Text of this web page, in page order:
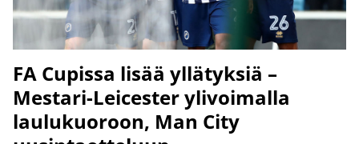
FA Cupissa lisää yllätyksiä –
Mestari-Leicester ylivoimalla
laulukuoroon, Man City